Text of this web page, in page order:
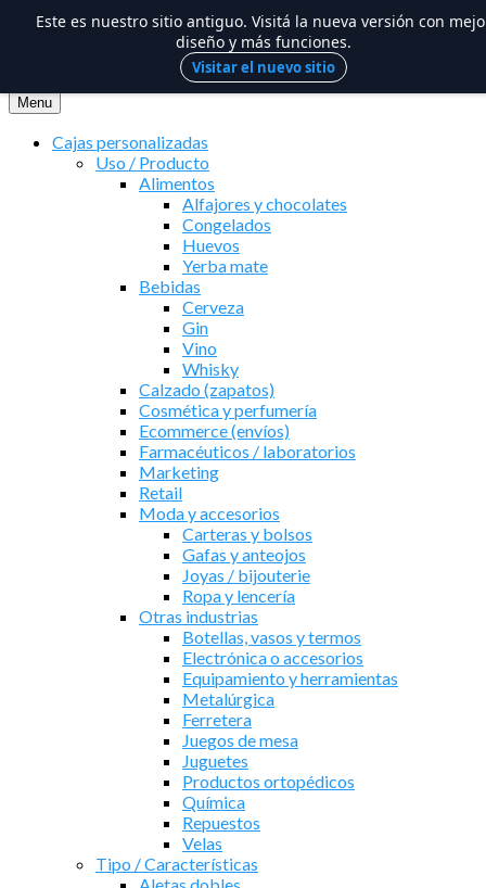
al
contenido
Menu
Cajas personalizadas
Uso / Producto
Alimentos
Alfajores y chocolates
Congelados
Huevos
Yerba mate
Bebidas
Cerveza
Gin
Vino
Whisky
Calzado (zapatos)
Cosmética y perfumería
Ecommerce (envíos)
Farmacéuticos / laboratorios
Marketing
Retail
Moda y accesorios
Carteras y bolsos
Gafas y anteojos
Joyas / bijouterie
Ropa y lencería
Otras industrias
Botellas, vasos y termos
Electrónica o accesorios
Equipamiento y herramientas
Metalúrgica
Ferretera
Juegos de mesa
Juguetes
Productos ortopédicos
Química
Repuestos
Velas
Tipo / Características
Este es nuestro sitio antiguo. Visitá la nueva versión con
diseño y más funciones.
Visitar el nuevo sitio